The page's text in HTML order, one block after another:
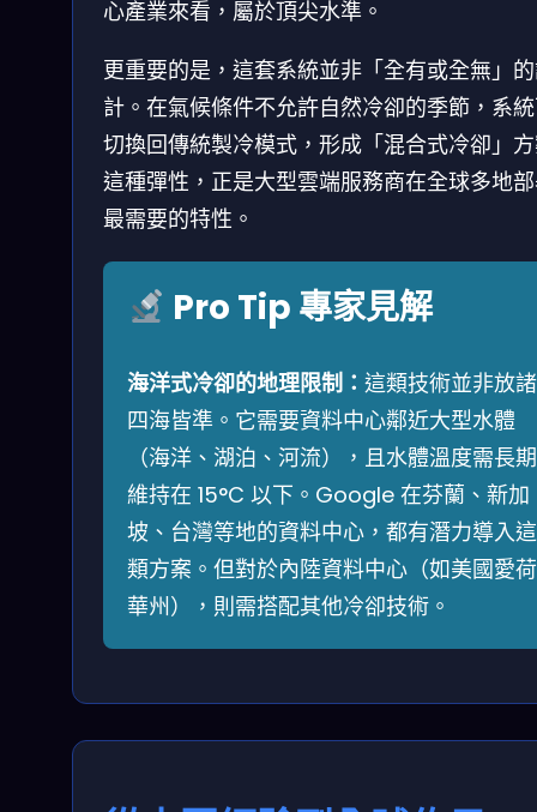
心產業來看，屬於頂尖水準。
更重要的是，這套系統並非「全有或全無」
計。在氣候條件不允許自然冷卻的季節，系
切換回傳統製冷模式，形成「混合式冷卻」
這種彈性，正是大型雲端服務商在全球多地
最需要的特性。
Pro Tip 專家見解
海洋式冷卻的地理限制： 這類技術並非放諸
四海皆準。它需要資料中心鄰近大型水體
（海洋、湖泊、河流），且水體溫度需長期
維持在 15°C 以下。Google 在芬蘭、新加
坡、台灣等地的資料中心，都有潛力導入這
類方案。但對於內陸資料中心（如美國愛荷
華州），則需搭配其他冷卻技術。